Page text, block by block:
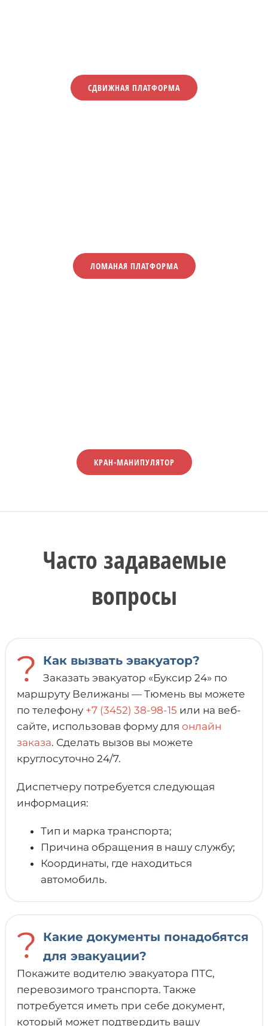
СДВИЖНАЯ ПЛАТФОРМА
ЛОМАНАЯ ПЛАТФОРМА
КРАН-МАНИПУЛЯТОР
Часто задаваемые
вопросы
? Как вызвать эвакуатор?
Заказать эвакуатор «Буксир 24» по
маршруту Велижаны — Тюмень вы можете
по телефону +7 (3452) 38-98-15 или на веб-
сайте, использовав форму для онлайн
заказа. Сделать вызов вы можете
круглосуточно 24/7.
Диспетчеру потребуется следующая
информация:
Тип и марка транспорта;
Причина обращения в нашу службу;
Координаты, где находиться
автомобиль.
?
Какие документы понадобятся
для эвакуации?
Покажите водителю эвакуатора ПТС,
перевозимого транспорта. Также
потребуется иметь при себе документ,
который может подтвердить вашу